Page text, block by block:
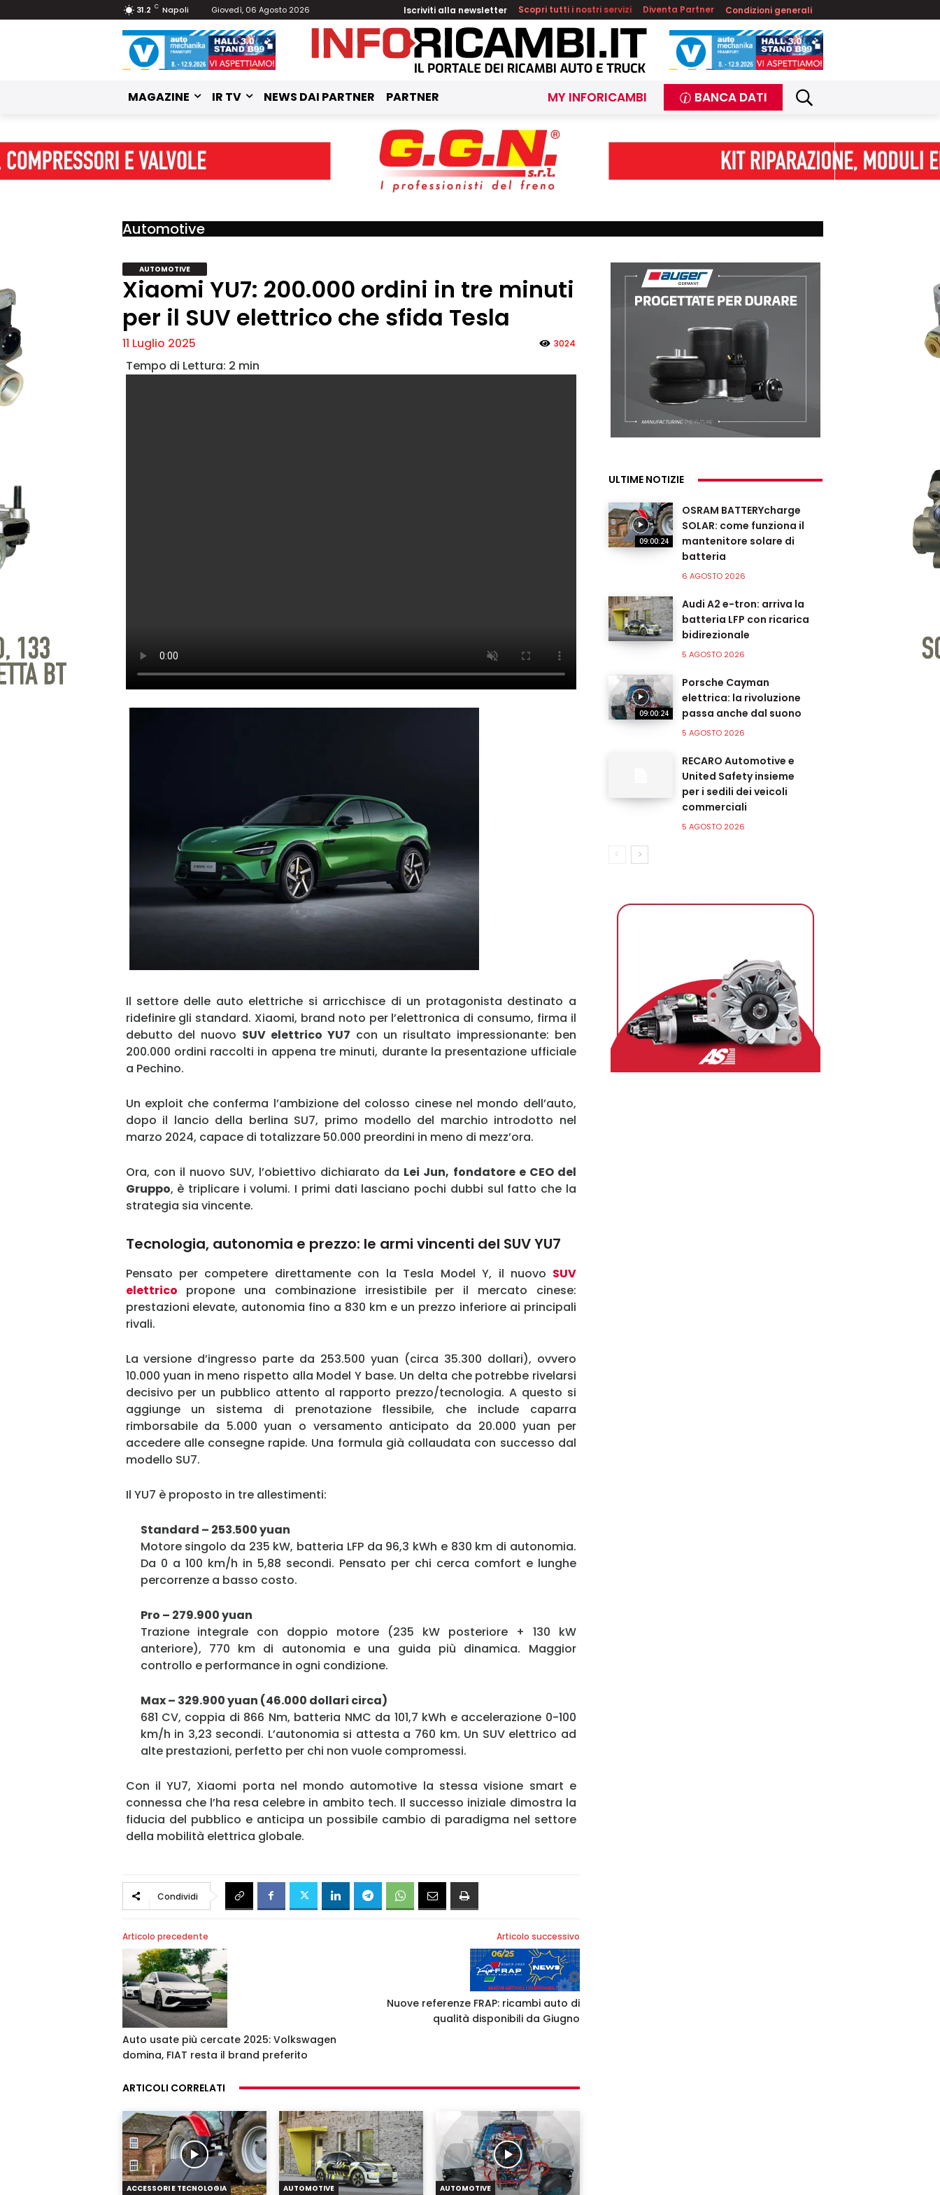
MY INFORICAMBI
Username
Ricordami
Accedi
31.2 C Napoli Giovedì, 06 Agosto 2026 Iscriviti alla newsletter Scopri tutti i nostri servizi Diventa Partner Condizioni generali
MAGAZINE IR TV NEWS DAI PARTNER PARTNER MY INFORICAMBI BANCA DATI
Automotive
AUTOMOTIVE
Xiaomi YU7: 200.000 ordini in tre minuti
per il SUV elettrico che sfida Tesla
11 Luglio 2025 3024
Il settore delle auto elettriche si arricchisce di un protagonista destinato a
ridefinire gli standard. Xiaomi, brand noto per l’elettronica di consumo, firma il
debutto del nuovo SUV elettrico YU7 con un risultato impressionante: ben
200.000 ordini raccolti in appena tre minuti, durante la presentazione ufficiale
a Pechino.
Un exploit che conferma l’ambizione del colosso cinese nel mondo dell’auto,
dopo il lancio della berlina SU7, primo modello del marchio introdotto nel
marzo 2024, capace di totalizzare 50.000 preordini in meno di mezz’ora.
Ora, con il nuovo SUV, l’obiettivo dichiarato da Lei Jun, fondatore e CEO del
Gruppo, è triplicare i volumi. I primi dati lasciano pochi dubbi sul fatto che la
strategia sia vincente.
Tecnologia, autonomia e prezzo: le armi vincenti del SUV YU7
Pensato per competere direttamente con la Tesla Model Y, il nuovo SUV
elettrico propone una combinazione irresistibile per il mercato cinese:
prestazioni elevate, autonomia fino a 830 km e un prezzo inferiore ai principali
rivali.
La versione d’ingresso parte da 253.500 yuan (circa 35.300 dollari), ovvero
10.000 yuan in meno rispetto alla Model Y base. Un delta che potrebbe rivelarsi
decisivo per un pubblico attento al rapporto prezzo/tecnologia. A questo si
aggiunge un sistema di prenotazione flessibile, che include caparra
rimborsabile da 5.000 yuan o versamento anticipato da 20.000 yuan per
accedere alle consegne rapide. Una formula già collaudata con successo dal
modello SU7.
Il YU7 è proposto in tre allestimenti:
Standard – 253.500 yuan
Motore singolo da 235 kW, batteria LFP da 96,3 kWh e 830 km di autonomia.
Da 0 a 100 km/h in 5,88 secondi. Pensato per chi cerca comfort e lunghe
percorrenze a basso costo.
Pro – 279.900 yuan
Trazione integrale con doppio motore (235 kW posteriore + 130 kW
anteriore), 770 km di autonomia e una guida più dinamica. Maggior
controllo e performance in ogni condizione.
Max – 329.900 yuan (46.000 dollari circa)
681 CV, coppia di 866 Nm, batteria NMC da 101,7 kWh e accelerazione 0-100
km/h in 3,23 secondi. L’autonomia si attesta a 760 km. Un SUV elettrico ad
alte prestazioni, perfetto per chi non vuole compromessi.
Con il YU7, Xiaomi porta nel mondo automotive la stessa visione smart e
connessa che l’ha resa celebre in ambito tech. Il successo iniziale dimostra la
fiducia del pubblico e anticipa un possibile cambio di paradigma nel settore
della mobilità elettrica globale.
Condividi
Articolo precedente
Auto usate più cercate 2025: Volkswagen
domina, FIAT resta il brand preferito
Articolo successivo
Nuove referenze FRAP: ricambi auto di
qualità disponibili da Giugno
ARTICOLI CORRELATI
ACCESSORI E TECNOLOGIA AUTOMOTIVE AUTOMOTIVE
ULTIME NOTIZIE
09:00:24
OSRAM BATTERYcharge
SOLAR: come funziona il
mantenitore solare di
batteria
6 AGOSTO 2026
Audi A2 e-tron: arriva la
batteria LFP con ricarica
bidirezionale
5 AGOSTO 2026
09:00:24
Porsche Cayman
elettrica: la rivoluzione
passa anche dal suono
5 AGOSTO 2026
RECARO Automotive e
United Safety insieme
per i sedili dei veicoli
commerciali
5 AGOSTO 2026